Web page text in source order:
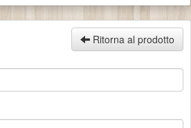
Ritorna al prodotto